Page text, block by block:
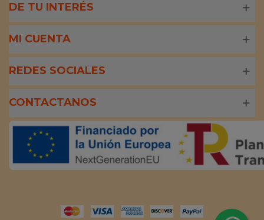
DE TU INTERÉS
MI CUENTA
REDES SOCIALES
CONTACTANOS